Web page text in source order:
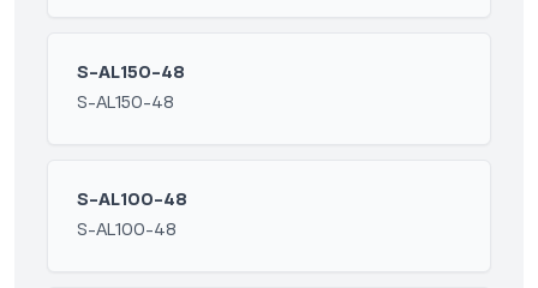
S-AL150-48
S-AL150-48
S-AL100-48
S-AL100-48